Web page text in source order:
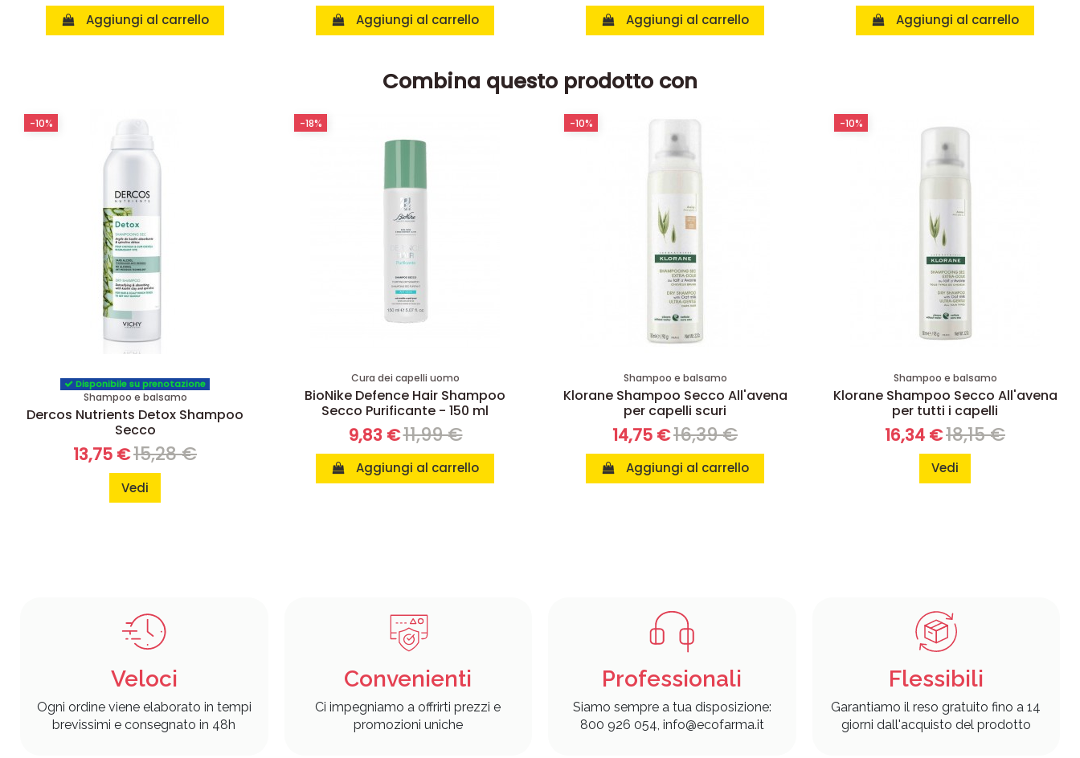
Aggiungi al carrello Aggiungi al carrello Aggiungi al carrello Aggiungi al carrello
Combina questo prodotto con
Disponibile su prenotazione
Shampoo e balsamo
Dercos Nutrients Detox Shampoo
Secco
13,75 €15,28 €
Vedi
-10%
Cura dei capelli uomo
BioNike Defence Hair Shampoo
Secco Purificante - 150 ml
9,83 €11,99 €
Aggiungi al carrello
-18%
Shampoo e balsamo
Klorane Shampoo Secco All'avena
per capelli scuri
14,75 €16,39 €
Aggiungi al carrello
-10%
Shampoo e balsamo
Klorane Shampoo Secco All'avena
per tutti i capelli
16,34 €18,15 €
Vedi
-10%
Veloci
Ogni ordine viene elaborato in tempi
brevissimi e consegnato in 48h
Convenienti
Ci impegniamo a offrirti prezzi e
promozioni uniche
Professionali
Siamo sempre a tua disposizione:
800 926 054, info@ecofarma.it
Flessibili
Garantiamo il reso gratuito fino a 14
giorni dall'acquisto del prodotto